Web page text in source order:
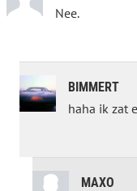
Nee.
BIMMERT
haha ik zat
MAXO